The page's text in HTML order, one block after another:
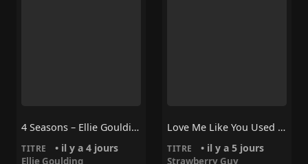
4 Seasons – Ellie Goulding
TITRE • il y a 4 jours
Ellie Goulding
Love Me Like You Used To – Strawberry Guy
TITRE • il y a 5 jours
Strawberry Guy